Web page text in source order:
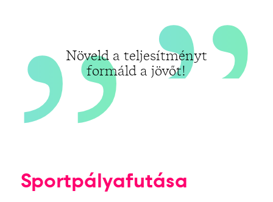
Növeld a teljesítményt
formáld a jövőt!
Sportpályafutása